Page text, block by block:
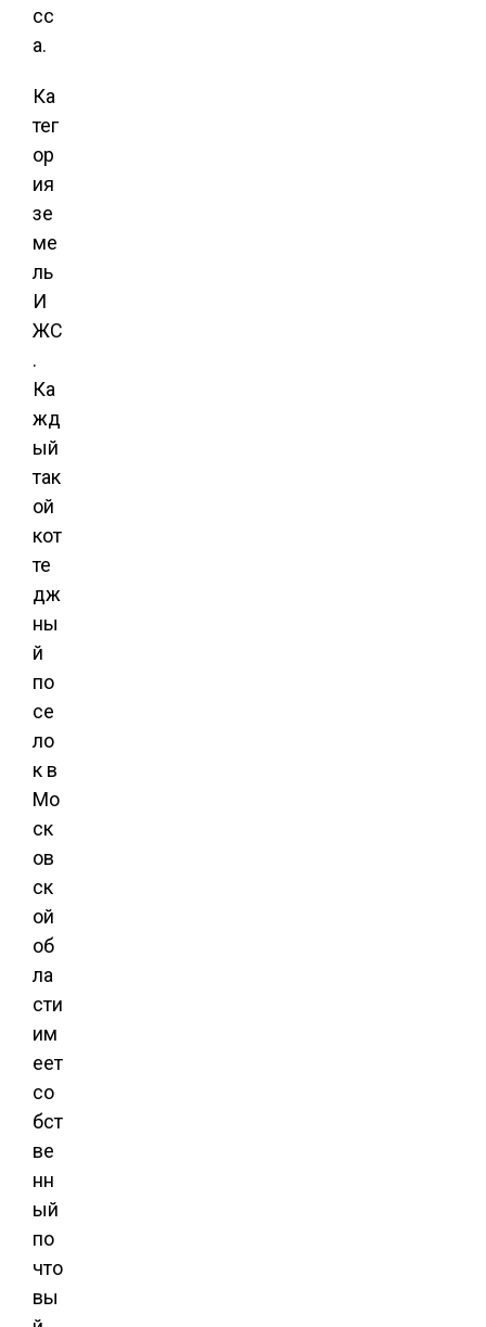
сс
а.
Ка
тег
ор
ия
зе
ме
ль
И
ЖС
.
Ка
жд
ый
так
ой
кот
те
дж
ны
й
по
се
ло
к в
Мо
ск
ов
ск
ой
об
ла
сти
им
еет
со
бст
ве
нн
ый
по
что
вы